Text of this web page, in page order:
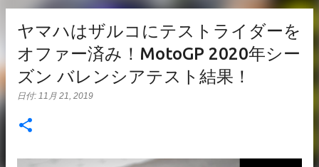
ヤマハはザルコにテストライダーを
オファー済み！MotoGP 2020年シー
ズン バレンシアテスト結果！
日付: 11月 21, 2019